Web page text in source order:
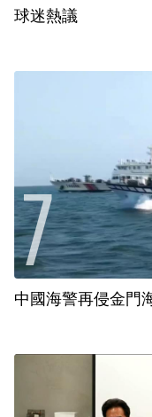
球迷熱議
中國海警再侵金門